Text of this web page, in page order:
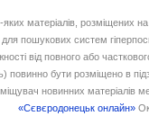
матеріалів, розміщених
для пошукових систем
від повного або
повинно бути розміщено в
новинних матеріалів
«Сєвєродонецьк онлайн»